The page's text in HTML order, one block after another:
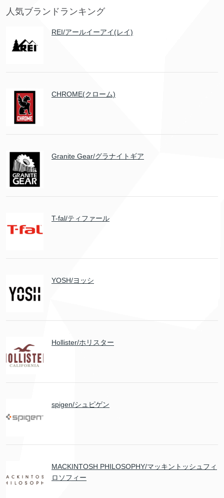
人気ブランドランキング
REI/アールイーアイ(レイ)
CHROME(クローム)
Granite Gear/グラナイトギア
T-fal/ティファール
YOSH/ヨッシ
Hollister/ホリスター
spigen/シュピゲン
MACKINTOSH PHILOSOPHY/マッキントッシュフィ
ロソフィー